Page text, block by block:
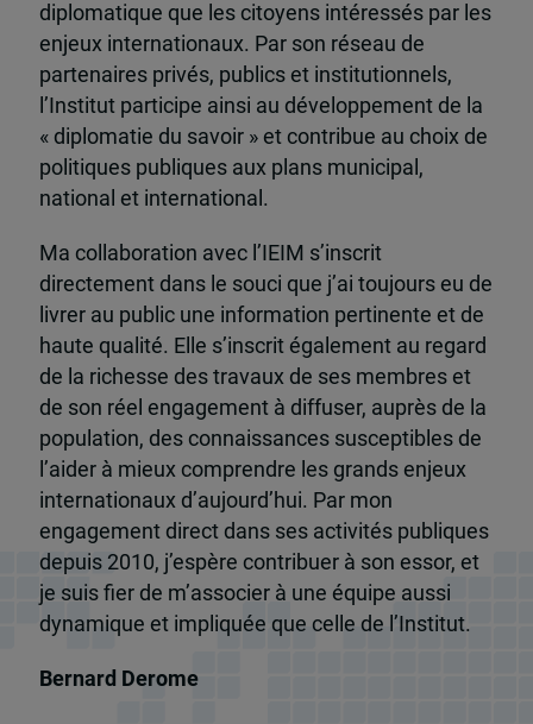
diplomatique que les citoyens intéressés par les
enjeux internationaux. Par son réseau de
partenaires privés, publics et institutionnels,
l’Institut participe ainsi au développement de la
« diplomatie du savoir » et contribue au choix de
politiques publiques aux plans municipal,
national et international.
Ma collaboration avec l’IEIM s’inscrit
directement dans le souci que j’ai toujours eu de
livrer au public une information pertinente et de
haute qualité. Elle s’inscrit également au regard
de la richesse des travaux de ses membres et
de son réel engagement à diffuser, auprès de la
population, des connaissances susceptibles de
l’aider à mieux comprendre les grands enjeux
internationaux d’aujourd’hui. Par mon
engagement direct dans ses activités publiques
depuis 2010, j’espère contribuer à son essor, et
je suis fier de m’associer à une équipe aussi
dynamique et impliquée que celle de l’Institut.
Bernard Derome